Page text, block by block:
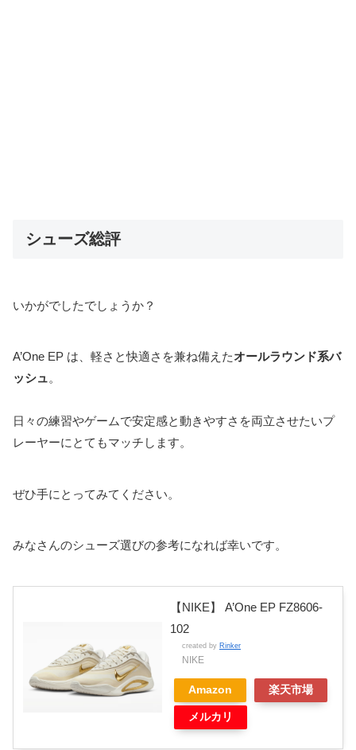
シューズ総評
いかがでしたでしょうか？
A’One EP は、軽さと快適さを兼ね備えたオールラウンド系バ
ッシュ。
日々の練習やゲームで安定感と動きやすさを両立させたいプ
レーヤーにとてもマッチします。
ぜひ手にとってみてください。
みなさんのシューズ選びの参考になれば幸いです。
【NIKE】 A’One EP FZ8606-
102
created by Rinker
NIKE
Amazon 楽天市場
メルカリ